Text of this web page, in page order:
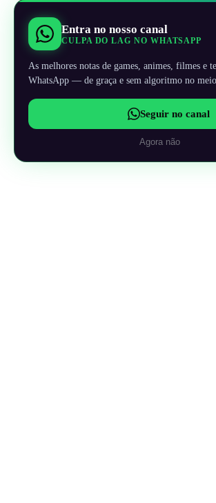
Entra no nosso canal
CULPA DO LAG NO WHATSAPP
As melhores notas de games, animes, filmes e
WhatsApp — de graça e sem algoritmo no meio.
Seguir no canal
Agora não